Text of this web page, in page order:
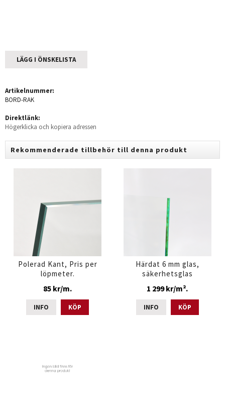
LÄGG I ÖNSKELISTA
Artikelnummer:
BORD-RAK
Direktlänk:
Högerklicka och kopiera adressen
Rekommenderade tillbehör till denna produkt
Polerad Kant, Pris per
löpmeter.
85 kr/m.
INFO KÖP
Härdat 6 mm glas,
säkerhetsglas
1 299 kr/m².
INFO KÖP